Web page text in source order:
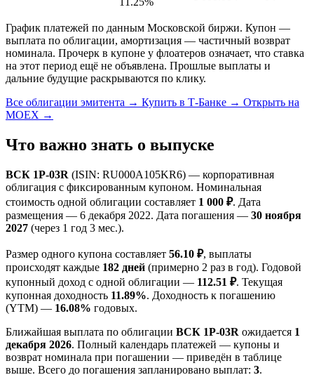
График платежей по данным Московской биржи. Купон —
выплата по облигации, амортизация — частичный возврат
номинала. Прочерк в купоне у флоатеров означает, что ставка
на этот период ещё не объявлена. Прошлые выплаты и
дальние будущие раскрываются по клику.
Все облигации эмитента → Купить в Т-Банке → Открыть на
MOEX →
Что важно знать о выпуске
ВСК 1P-03R (ISIN: RU000A105KR6) — корпоративная
облигация с фиксированным купоном. Номинальная
стоимость одной облигации составляет 1 000 ₽. Дата
размещения — 6 декабря 2022. Дата погашения — 30 ноября
2027 (через 1 год 3 мес.).
Размер одного купона составляет 56.10 ₽, выплаты
происходят каждые 182 дней (примерно 2 раз в год). Годовой
купонный доход с одной облигации — 112.51 ₽. Текущая
купонная доходность 11.89%. Доходность к погашению
(YTM) — 16.08% годовых.
Ближайшая выплата по облигации ВСК 1P-03R ожидается 1
декабря 2026. Полный календарь платежей — купоны и
возврат номинала при погашении — приведён в таблице
выше. Всего до погашения запланировано выплат: 3.